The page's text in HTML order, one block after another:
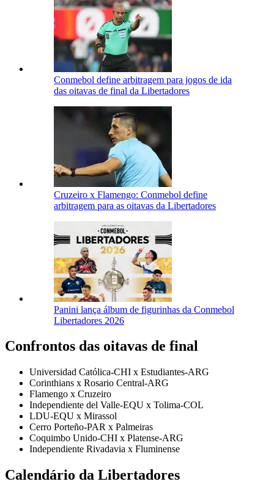
Conmebol define arbitragem para jogos de ida
das oitavas de final da Libertadores
Cruzeiro x Flamengo: Conmebol define
arbitragem para as oitavas da Libertadores
Panini lança álbum de figurinhas da Conmebol
Libertadores 2026
Confrontos das oitavas de final
Universidad Católica-CHI x Estudiantes-ARG
Corinthians x Rosario Central-ARG
Flamengo x Cruzeiro
Independiente del Valle-EQU x Tolima-COL
LDU-EQU x Mirassol
Cerro Porteño-PAR x Palmeiras
Coquimbo Unido-CHI x Platense-ARG
Independiente Rivadavia x Fluminense
Calendário da Libertadores